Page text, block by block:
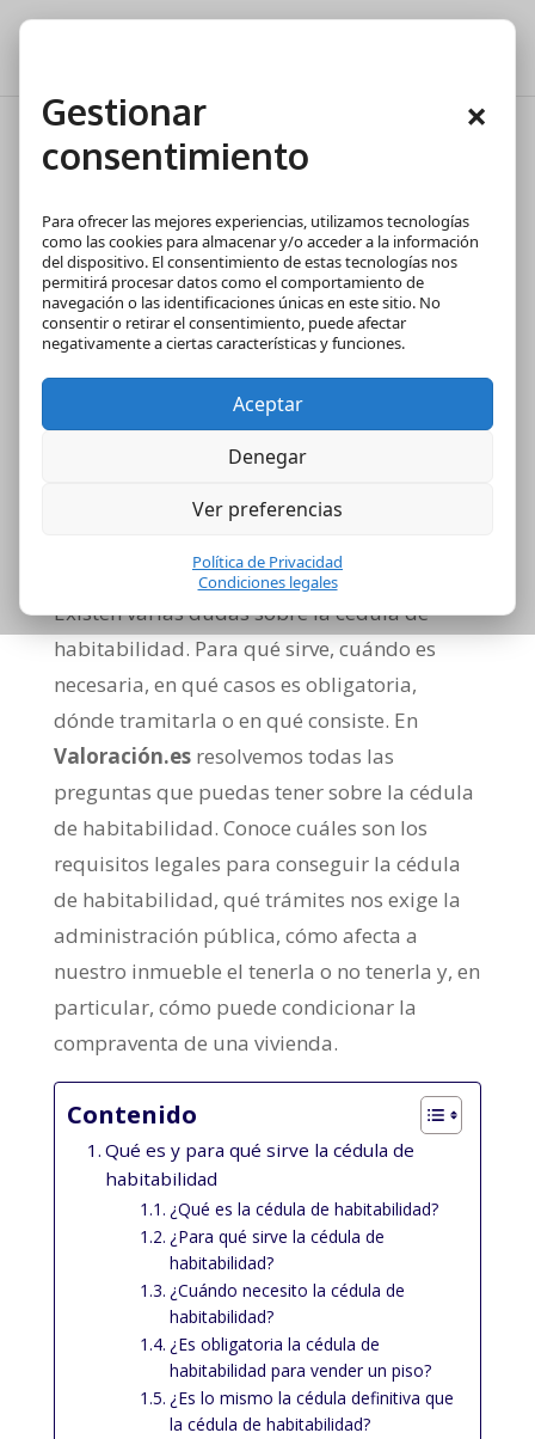
Gestionar
consentimiento
×
Para ofrecer las mejores experiencias, utilizamos tecnologías
como las cookies para almacenar y/o acceder a la información
del dispositivo. El consentimiento de estas tecnologías nos
permitirá procesar datos como el comportamiento de
navegación o las identificaciones únicas en este sitio. No
consentir o retirar el consentimiento, puede afectar
negativamente a ciertas características y funciones.
Aceptar
Denegar
Ver preferencias
Política de Privacidad
Condiciones legales
Qué es y para qué sirve la
Existen varias dudas sobre la cédula de
habitabilidad. Para qué sirve, cuándo es
necesaria, en qué casos es obligatoria,
dónde tramitarla o en qué consiste. En
Valoración.esresolvemos todas las
preguntas que puedas tener sobre la cédula
de habitabilidad. Conoce cuáles son los
requisitos legales para conseguir la cédula
de habitabilidad, qué trámites nos exige la
administración pública, cómo afecta a
nuestro inmueble el tenerla o no tenerla y, en
particular, cómo puede condicionar la
compraventa de una vivienda.
Contenido
Qué es y para qué sirve la cédula de
habitabilidad
¿Qué es la cédula de habitabilidad?
¿Para qué sirve la cédula de
habitabilidad?
¿Cuándo necesito la cédula de
habitabilidad?
¿Es obligatoria la cédula de
habitabilidad para vender un piso?
¿Es lo mismo la cédula definitiva que
la cédula de habitabilidad?